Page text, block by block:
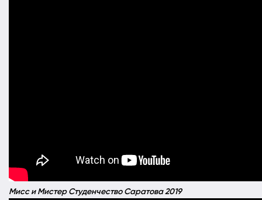
Мисс и Мистер Студенчество Саратова 2019